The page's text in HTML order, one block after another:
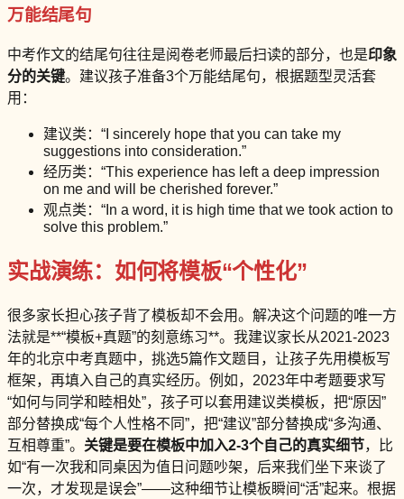
万能结尾句
中考作文的结尾句往往是阅卷老师最后扫读的部分，也是印象
分的关键。建议孩子准备3个万能结尾句，根据题型灵活套
用：
建议类：“I sincerely hope that you can take my
suggestions into consideration.”
经历类：“This experience has left a deep impression
on me and will be cherished forever.”
观点类：“In a word, it is high time that we took action to
solve this problem.”
实战演练：如何将模板“个性化”
很多家长担心孩子背了模板却不会用。解决这个问题的唯一方
法就是**“模板+真题”的刻意练习**。我建议家长从2021-2023
年的北京中考真题中，挑选5篇作文题目，让孩子先用模板写
框架，再填入自己的真实经历。例如，2023年中考题要求写
“如何与同学和睦相处”，孩子可以套用建议类模板，把“原因”
部分替换成“每个人性格不同”，把“建议”部分替换成“多沟通、
互相尊重”。 关键是要在模板中加入2-3个自己的真实细节，比
如“有一次我和同桌因为值日问题吵架，后来我们坐下来谈了
一次，才发现是误会”——这种细节让模板瞬间“活”起来。根据